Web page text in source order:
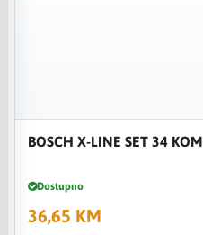
BOSCH X-LINE SET 34 KOM
Dostupno
36,65 KM